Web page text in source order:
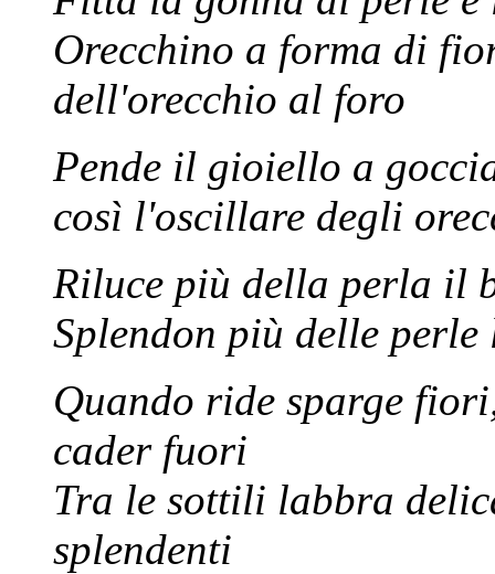
Orecchino a forma di
dell'orecchio al foro
Pende il gioiello a
così l'oscillare degli
Riluce più della perla il
Splendon più delle perle
Quando ride sparge
cader fuori
Tra le sottili labbra
splendenti